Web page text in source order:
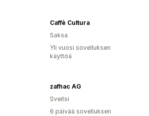
Caffè Cultura
Saksa
Yli vuosi sovelluksen
käyttöä
zafhac AG
Sveitsi
6 päivää sovelluksen